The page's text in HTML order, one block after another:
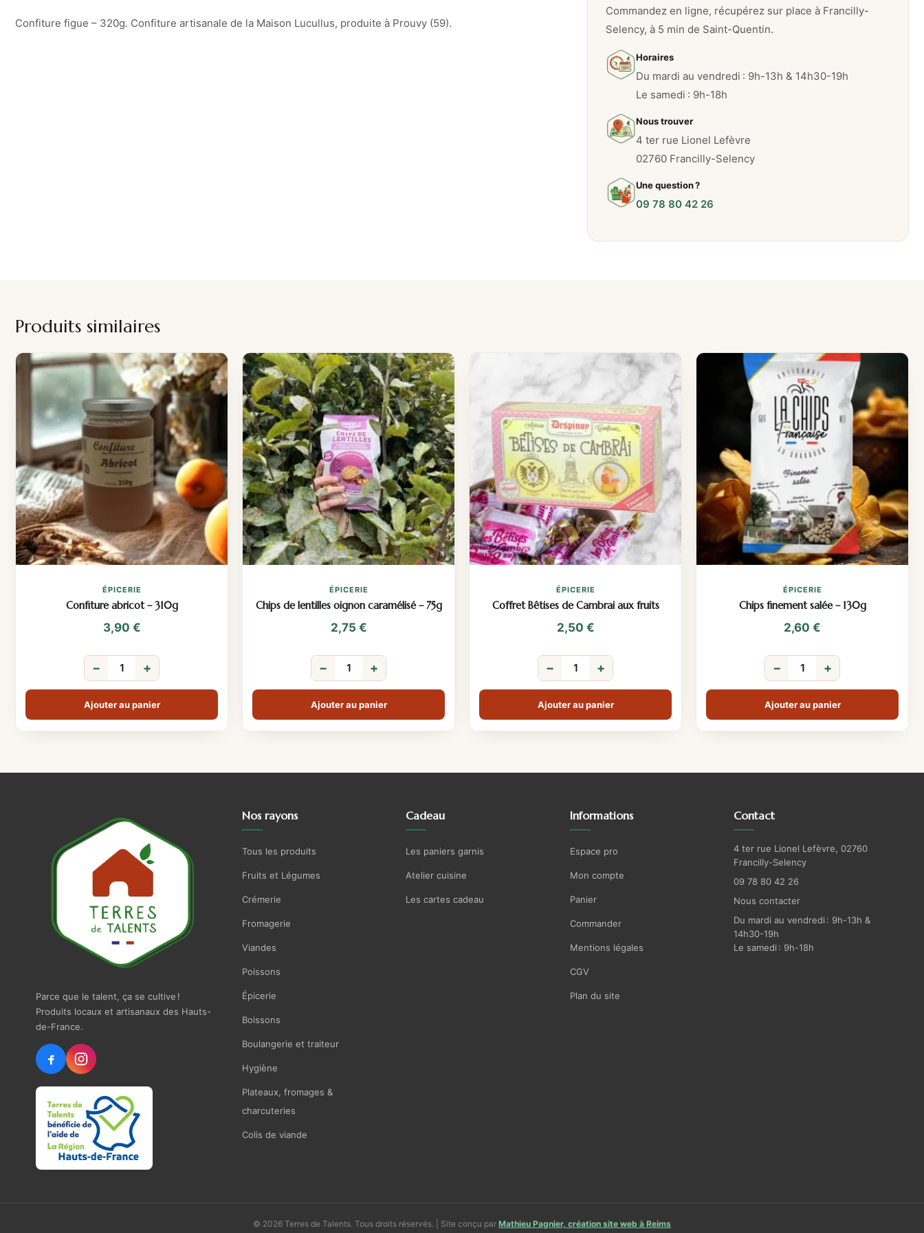
r
Confiture figue – 320g. Confiture artisanale de la Maison Lucullus, produite à Prouvy (59).
Commandez en ligne, récupérez sur place à Francilly-
Selency, à 5 min de Saint-Quentin.
Horaires
Du mardi au vendredi : 9h-13h & 14h30-19h
Le samedi : 9h-18h
Nous trouver
4 ter rue Lionel Lefèvre
02760 Francilly-Selency
Une question ?
09 78 80 42 26
Produits similaires
ÉPICERIE
Confiture abricot – 310g
3,90 €
− +
Ajouter au panier
ÉPICERIE
Chips de lentilles oignon caramélisé – 75g
2,75 €
− +
Ajouter au panier
ÉPICERIE
Coffret Bêtises de Cambrai aux fruits
2,50 €
− +
Ajouter au panier
ÉPICERIE
Chips finement salée – 130g
2,60 €
− +
Ajouter au panier
Parce que le talent, ça se cultive !
Produits locaux et artisanaux des Hauts-
de-France.
Nos rayons
Tous les produits
Fruits et Légumes
Crémerie
Fromagerie
Viandes
Poissons
Épicerie
Boissons
Boulangerie et traiteur
Hygiène
Plateaux, fromages &
charcuteries
Colis de viande
Cadeau
Les paniers garnis
Atelier cuisine
Les cartes cadeau
Informations
Espace pro
Mon compte
Panier
Commander
Mentions légales
CGV
Plan du site
Contact
4 ter rue Lionel Lefèvre, 02760
Francilly-Selency
09 78 80 42 26
Nous contacter
Du mardi au vendredi : 9h-13h &
14h30-19h
Le samedi : 9h-18h
© 2026 Terres de Talents. Tous droits réservés. | Site conçu par Mathieu Pagnier, création site web à Reims